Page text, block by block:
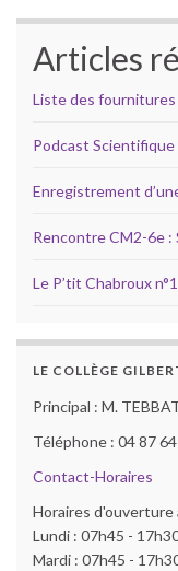
Articles
Liste des
Podcast Scientifique
Enregistrement
Rencontre CM2-6e :
Le P’tit Chabroux
LE COLLÈGE
Principal : M.
Téléphone : 04 87
Contact-Horaires
Horaires d'ouverture
Lundi : 07h45 -
Mardi : 07h45 -